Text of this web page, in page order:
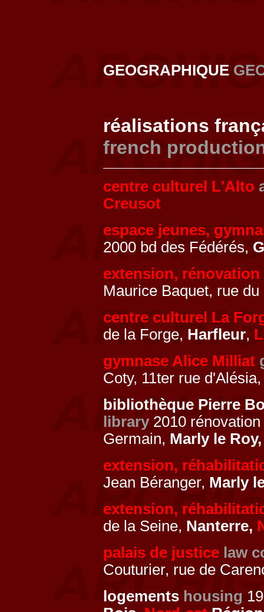
GEOGRAPHIQUE
réalisations
french
centre culturel L'Alto
Creusot
espace jeunes,
2000 bd des Fédérés,
extension, rénovation
Maurice Baquet, rue
centre culturel La
de la Forge, Harfleur,
gymnase Alice Milliat
Coty, 11ter rue
bibliothèque Pierre
library 2010
Germain, Marly le
extension,
Jean Béranger, Marly
extension,
de la Seine, Nanterre,
palais de justice law
Couturier, rue de
logements housing